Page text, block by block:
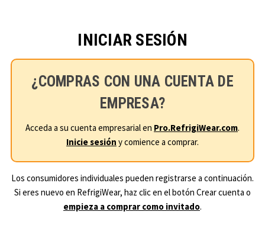
INICIAR SESIÓN
¿COMPRAS CON UNA CUENTA DE
EMPRESA?
Acceda a su cuenta empresarial en Pro.RefrigiWear.com.
Inicie sesión y comience a comprar.
Los consumidores individuales pueden registrarse a continuación.
Si eres nuevo en RefrigiWear, haz clic en el botón Crear cuenta o
empieza a comprar como invitado.